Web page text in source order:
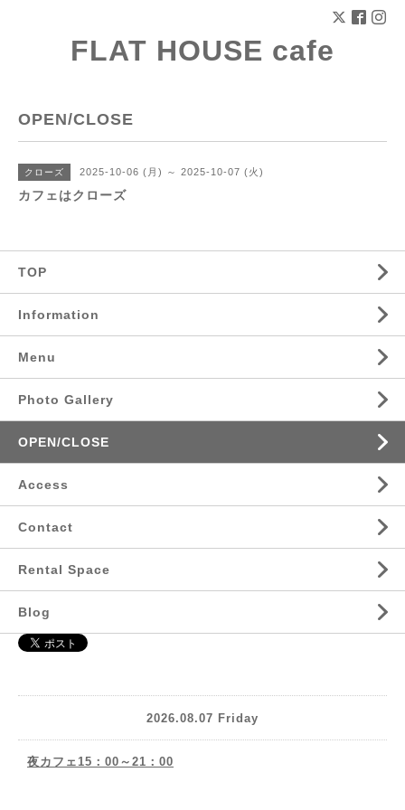
FLAT HOUSE cafe
OPEN/CLOSE
クローズ 2025-10-06 (月) ～ 2025-10-07 (火)
カフェはクローズ
TOP
Information
Menu
Photo Gallery
OPEN/CLOSE
Access
Contact
Rental Space
Blog
2026.08.07 Friday
夜カフェ15：00～21：00